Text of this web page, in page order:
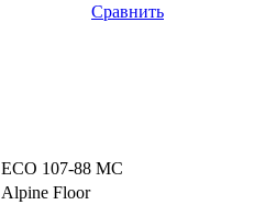
Сравнить
ECO 107-88 MC
Alpine Floor